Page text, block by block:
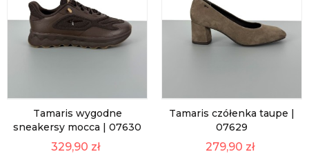
Tamaris wygodne
sneakersy mocca | 07630
329,90 zł
Tamaris czółenka taupe |
07629
279,90 zł